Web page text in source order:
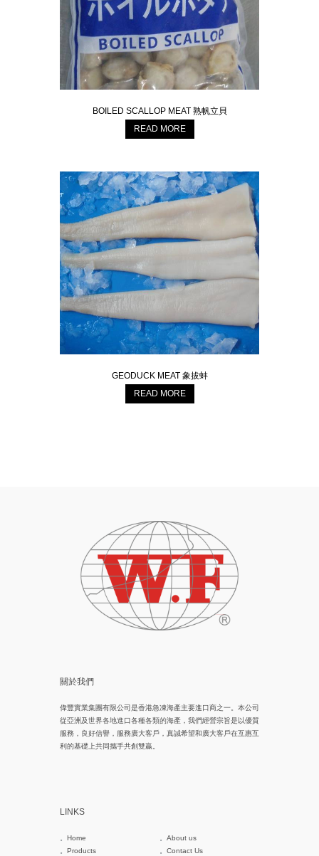
BOILED SCALLOP MEAT 熟帆立貝
READ MORE
GEODUCK MEAT 象拔蚌
READ MORE
關於我們
偉豐實業集團有限公司是香港急凍海產主要進口商之一。本公司
從亞洲及世界各地進口各種各類的海產，我們經營宗旨是以優質
服務，良好信譽，服務廣大客戶，真誠希望和廣大客戶在互惠互
利的基礎上共同攜手共創雙贏。
LINKS
Home
About us
Products
Contact Us